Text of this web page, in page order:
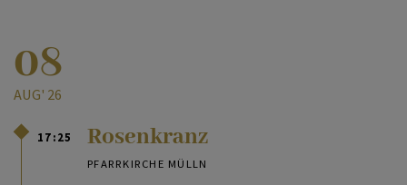
08
AUG' 26
17:25 Rosenkranz
PFARRKIRCHE MÜLLN